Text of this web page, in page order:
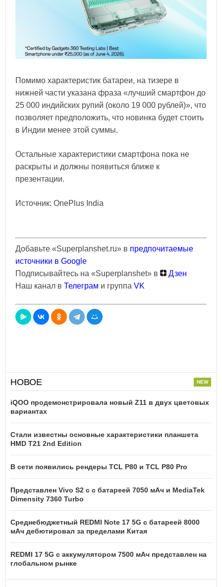
Помимо характеристик батареи, на тизере в
нижней части указана фраза «лучший смартфон до
25 000 индийских рупий (около 19 000 рублей)», что
позволяет предположить, что новинка будет стоить
в Индии менее этой суммы.
Остальные характеристики смартфона пока не
раскрыты и должны появиться ближе к
презентации.
Источник: OnePlus India
Добавьте «Superplanshet.ru» в предпочитаемые
источники в Google
Подписывайтесь на «Superplanshet» в
Дзен
Наш канал в Телеграм и группа VK
НОВОЕ
iQOO продемонстрировала новый Z11 в двух цветовых
вариантах
Стали известны основные характеристики планшета
HMD T21 2nd Edition
В сети появились рендеры TCL P80 и TCL P80 Pro
Представлен Vivo S2 с с батареей 7050 мАч и MediaTek
Dimensity 7360 Turbo
Среднебюджетный REDMI Note 17 5G с батареей 8000
мАч дебютировал за пределами Китая
REDMI 17 5G c аккумулятором 7500 мАч представлен на
глобальном рынке